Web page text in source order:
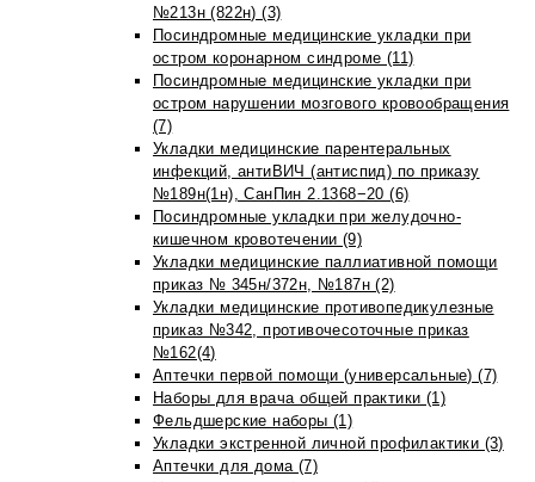
№213н (822н) (3)
Посиндромные медицинские укладки при
остром коронарном синдроме (11)
Посиндромные медицинские укладки при
остром нарушении мозгового кровообращения
(7)
Укладки медицинские парентеральных
инфекций, антиВИЧ (антиспид) по приказу
№189н(1н), СанПин 2.1368−20 (6)
Посиндромные укладки при желудочно-
кишечном кровотечении (9)
Укладки медицинские паллиативной помощи
приказ № 345н/372н, №187н (2)
Укладки медицинские противопедикулезные
приказ №342, противочесоточные приказ
№162(4)
Аптечки первой помощи (универсальные) (7)
Наборы для врача общей практики (1)
Фельдшерские наборы (1)
Укладки экстренной личной профилактики (3)
Аптечки для дома (7)